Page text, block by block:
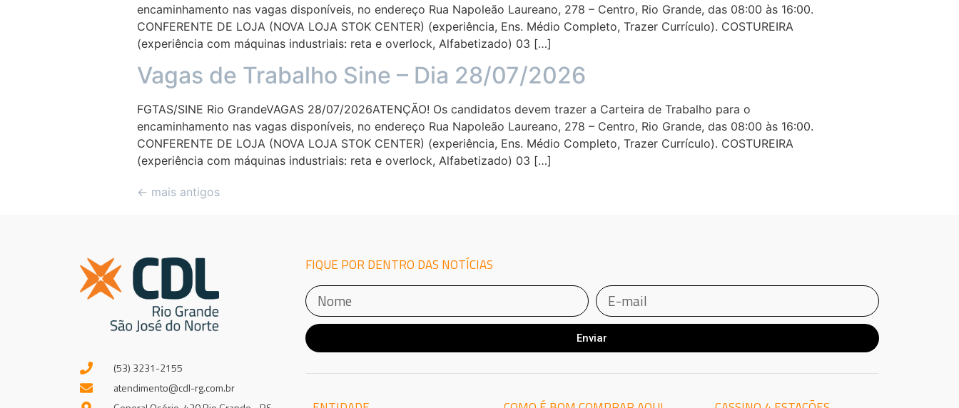
encaminhamento nas vagas disponíveis, no endereço Rua Napoleão Laureano, 278 – Centro, Rio Grande, das 08:00 às 16:00.
CONFERENTE DE LOJA (NOVA LOJA STOK CENTER) (experiência, Ens. Médio Completo, Trazer Currículo). COSTUREIRA
(experiência com máquinas industriais: reta e overlock, Alfabetizado) 03 […]
Vagas de Trabalho Sine – Dia 28/07/2026
FGTAS/SINE Rio GrandeVAGAS 28/07/2026ATENÇÃO! Os candidatos devem trazer a Carteira de Trabalho para o
encaminhamento nas vagas disponíveis, no endereço Rua Napoleão Laureano, 278 – Centro, Rio Grande, das 08:00 às 16:00.
CONFERENTE DE LOJA (NOVA LOJA STOK CENTER) (experiência, Ens. Médio Completo, Trazer Currículo). COSTUREIRA
(experiência com máquinas industriais: reta e overlock, Alfabetizado) 03 […]
← mais antigos
(53) 3231-2155
atendimento@cdl-rg.com.br
FIQUE POR DENTRO DAS NOTÍCIAS
Enviar